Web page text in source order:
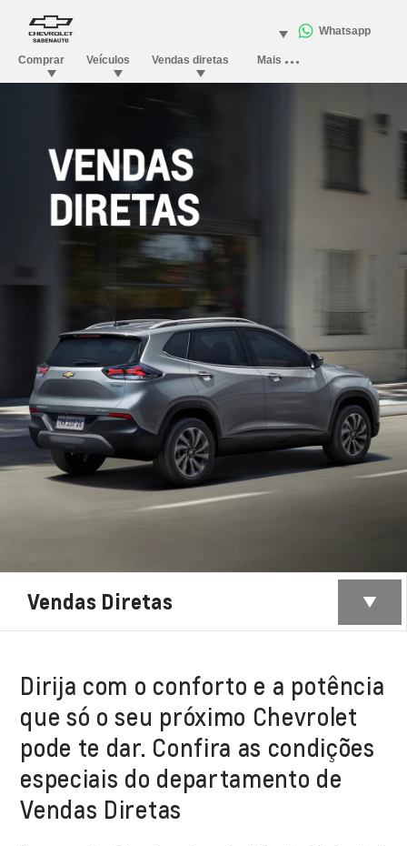
Vendas Diretas
Dirija com o conforto e a potência
que só o seu próximo Chevrolet
pode te dar. Confira as condições
especiais do departamento de
Vendas Diretas